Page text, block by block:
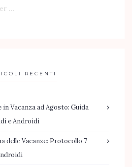
RECENTI
Vacanza ad Agosto: Guida
e Androidi
delle Vacanze: Protocollo 7